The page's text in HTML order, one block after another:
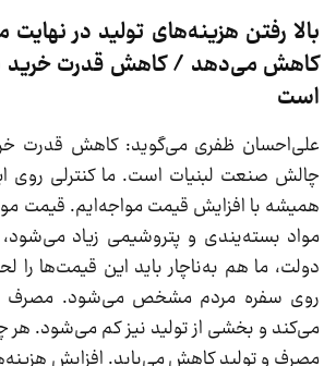
بالا رفتن هزینه‌های تولید در
کاهش می‌دهد / کاهش قدرت خرید
است
علی‌احسان ظفری می‌گوید: کاهش قدرت
چالش صنعت لبنیات است. ما کنترلی روی
همیشه با افزایش قیمت مواجه‌ایم. قیمت
مواد بسته‌یندی و پتروشیمی زیاد
دولت، ما هم به‌ناچار باید این قیمت‌ها را
روی سفره مردم مشخص می‌شود. مصرف
می‌کند و بخشی از تولید نیز کم می‌شود. هر
مصرف و تولید کاهش می‌یابد. افزایش